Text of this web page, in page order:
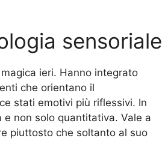
sensoriale
ieri. Hanno integrato
che orientano il
stati emotivi più riflessivi. In
non solo quantitativa. Vale a
piuttosto che soltanto al suo